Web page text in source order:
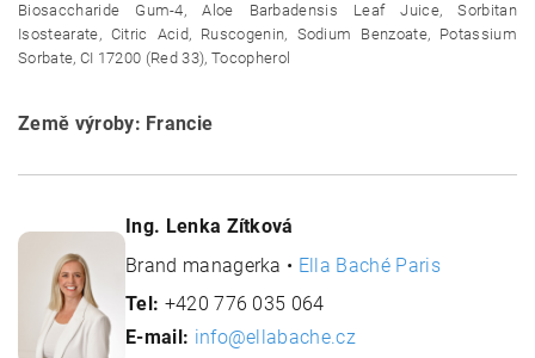
Biosaccharide Gum-4, Aloe Barbadensis Leaf Juice, Sorbitan
Isostearate, Citric Acid, Ruscogenin, Sodium Benzoate, Potassium
Sorbate, CI 17200 (Red 33), Tocopherol
Země výroby: Francie
Ing. Lenka Zítková
Brand managerka • Ella Baché Paris
Tel: +420 776 035 064
E-mail: info@ellabache.cz